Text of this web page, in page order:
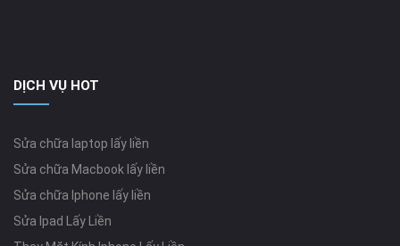
DỊCH VỤ HOT
Sửa chữa laptop lấy liền
Sửa chữa Macbook lấy liền
Sửa chữa Iphone lấy liền
Sửa Ipad Lấy Liền